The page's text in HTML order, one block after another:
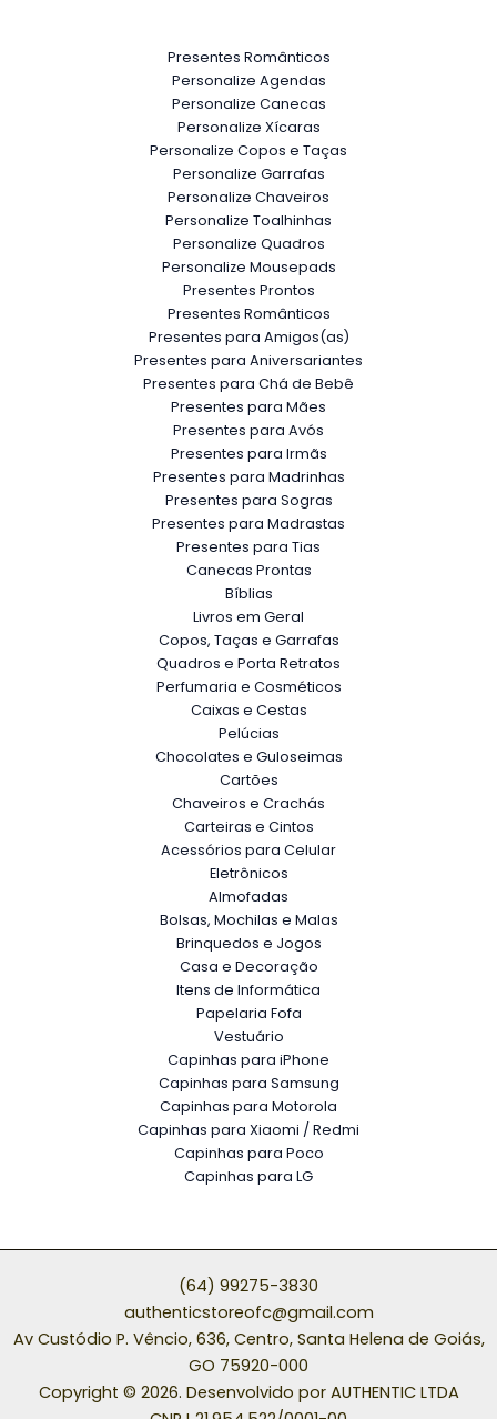
Presentes Românticos
Personalize Agendas
Personalize Canecas
Personalize Xícaras
Personalize Copos e Taças
Personalize Garrafas
Personalize Chaveiros
Personalize Toalhinhas
Personalize Quadros
Personalize Mousepads
Presentes Prontos
Presentes Românticos
Presentes para Amigos(as)
Presentes para Aniversariantes
Presentes para Chá de Bebê
Presentes para Mães
Presentes para Avós
Presentes para Irmãs
Presentes para Madrinhas
Presentes para Sogras
Presentes para Madrastas
Presentes para Tias
Canecas Prontas
Bíblias
Livros em Geral
Copos, Taças e Garrafas
Quadros e Porta Retratos
Perfumaria e Cosméticos
Caixas e Cestas
Pelúcias
Chocolates e Guloseimas
Cartões
Chaveiros e Crachás
Carteiras e Cintos
Acessórios para Celular
Eletrônicos
Almofadas
Bolsas, Mochilas e Malas
Brinquedos e Jogos
Casa e Decoração
Itens de Informática
Papelaria Fofa
Vestuário
Capinhas para iPhone
Capinhas para Samsung
Capinhas para Motorola
Capinhas para Xiaomi / Redmi
Capinhas para Poco
Capinhas para LG
(64) 99275-3830
authenticstoreofc@gmail.com
Av Custódio P. Vêncio, 636, Centro, Santa Helena de Goiás,
GO 75920-000
Copyright © 2026. Desenvolvido por AUTHENTIC LTDA